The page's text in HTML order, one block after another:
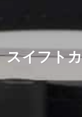
イフト